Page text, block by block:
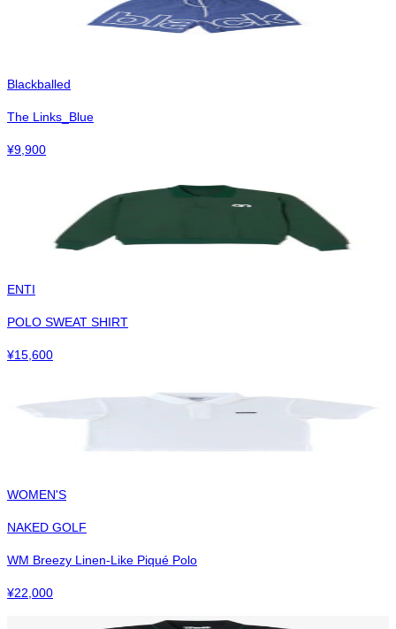
Blackballed
The Links_Blue
¥9,900
ENTI
POLO SWEAT SHIRT
¥15,600
WOMEN'S
NAKED GOLF
WM Breezy Linen-Like Piqué Polo
¥22,000